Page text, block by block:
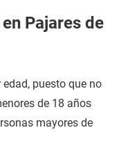
Pajares de
puesto que no
de 18 años
mayores de